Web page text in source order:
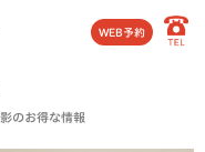
WEB予約
のお得な情報